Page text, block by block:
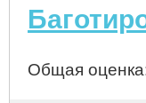
Общая